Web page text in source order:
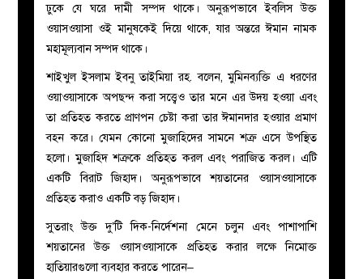
ঢুকে যে ঘরে দামী সম্পদ থাকে। অনুরূপভাবে ইবলিস উক্ত
ওয়াসওয়াসা ওই মানুষকেই দিয়ে থাকে, যার অন্তরে ঈমান নামক
মহামূল্যবান সম্পদ থাকে।
শাইখুল ইসলাম ইবনু তাইমিয়া রহ. বলেন, মুমিনব্যক্তি এ ধরণের
ওয়াওয়াসাকে অপছন্দ করা সত্ত্বেও তার মনে এর উদয় হওয়া এবং
তা প্রতিহত করতে প্রাণপন চেষ্টা করা তার ঈমানদার হওয়ার প্রমাণ
বহন করে। যেমন কোনো মুজাহিদের সামনে শত্রু এসে উপস্থিত
হলো। মুজাহিদ শত্রুকে প্রতিহত করল এবং পরাজিত করল। এটি
একটি বিরাট জিহাদ। অনুরূপভাবে শয়তানের ওয়াসওয়াসাকে
প্রতিহত করাও একটি বড় জিহাদ।
সুতরাং উক্ত দু’টি দিক-নির্দেশনা মেনে চলুন এবং পাশাপাশি
শয়তানের উক্ত ওয়াসওয়াসাকে প্রতিহত করার লক্ষে নিমোক্ত
হাতিয়ারগুলো ব্যবহার করতে পারেন–